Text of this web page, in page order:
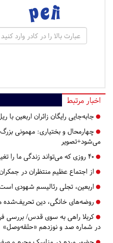
اخبار مرتبط
جابه‌جایی رایگان زائران اربعین
چهارمحال و بختیاری: مهمونی بزرگ
می‌شود+تصویر
۴۰ روزی که می‌تواند زندگی ما را تغییر دهد
از اجتماع عظیم منتظران در
اربعین، تجلی رئالیسم شهودی
روضه‌های خانگی، دین تحریف‌شده
در شماره صد و نوزدهم «حلقه‌وصل»